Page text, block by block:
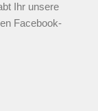
Ihr unsere
Facebook-